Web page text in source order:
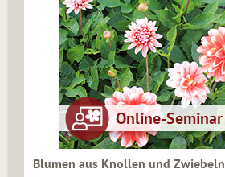
Blumen aus Knollen und Zwiebeln